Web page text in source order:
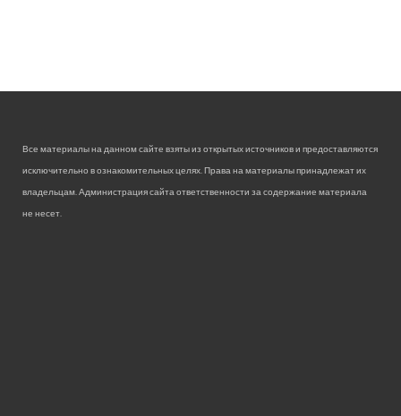
Все материалы на данном сайте взяты из открытых источников и предоставляются
исключительно в ознакомительных целях. Права на материалы принадлежат их
владельцам. Администрация сайта ответственности за содержание материала
не несет.